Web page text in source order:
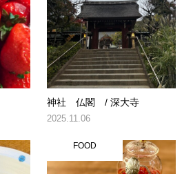
神社 仏閣 / 深大寺
2025.11.06
FOOD